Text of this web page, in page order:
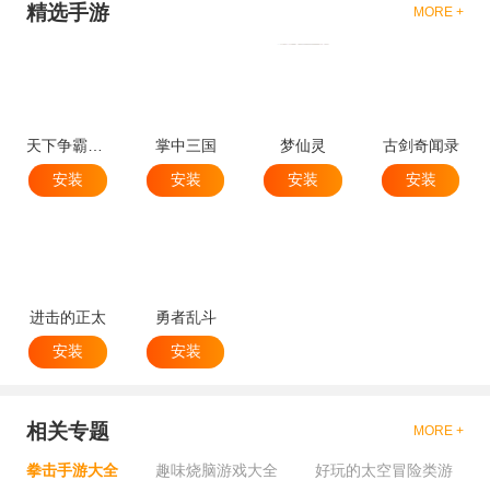
精选手游 MORE +
天下争霸三国志
安装
掌中三国
安装
梦仙灵
安装
古剑奇闻录
安装
进击的正太
安装
勇者乱斗
安装
相关专题 MORE +
拳击手游大全 趣味烧脑游戏大全 好玩的太空冒险类游